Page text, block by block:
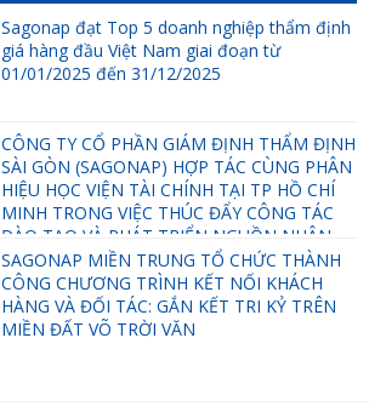
Sagonap đạt Top 5 doanh nghiệp thẩm định
giá hàng đầu Việt Nam giai đoạn từ
01/01/2025 đến 31/12/2025
CÔNG TY CỔ PHẦN GIÁM ĐỊNH THẨM ĐỊNH
SÀI GÒN (SAGONAP) HỢP TÁC CÙNG PHÂN
HIỆU HỌC VIỆN TÀI CHÍNH TẠI TP HỒ CHÍ
MINH TRONG VIỆC THÚC ĐẨY CÔNG TÁC
ĐÀO TẠO VÀ PHÁT TRIỂN NGUỒN NHÂN
LỰC.
SAGONAP MIỀN TRUNG TỔ CHỨC THÀNH
CÔNG CHƯƠNG TRÌNH KẾT NỐI KHÁCH
HÀNG VÀ ĐỐI TÁC: GẮN KẾT TRI KỶ TRÊN
MIỀN ĐẤT VÕ TRỜI VĂN